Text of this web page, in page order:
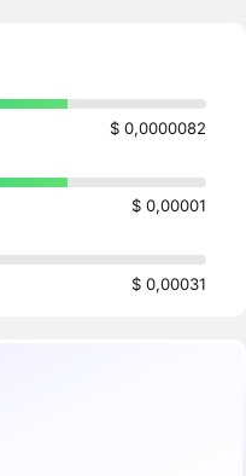
$ 0,0000082
$ 0,00001
$ 0,00031